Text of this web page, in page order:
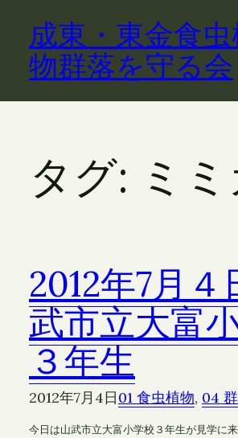
キ
成東・東金食虫
物群落を守る会
タグ: ミ
2012年7月
武市立大富
３年生
2012年7月4日01 食虫植物, 04
今日は山武市立大富小学校３年生が見学に